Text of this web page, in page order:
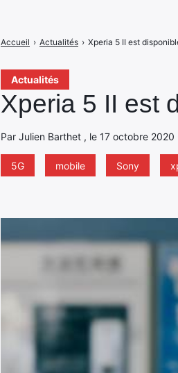
Actualités
Xperia 5 II est
Par Julien Barthet , le 17 octobre
5G mobile Sony
Accueil › Actualités › Xperia 5 II est